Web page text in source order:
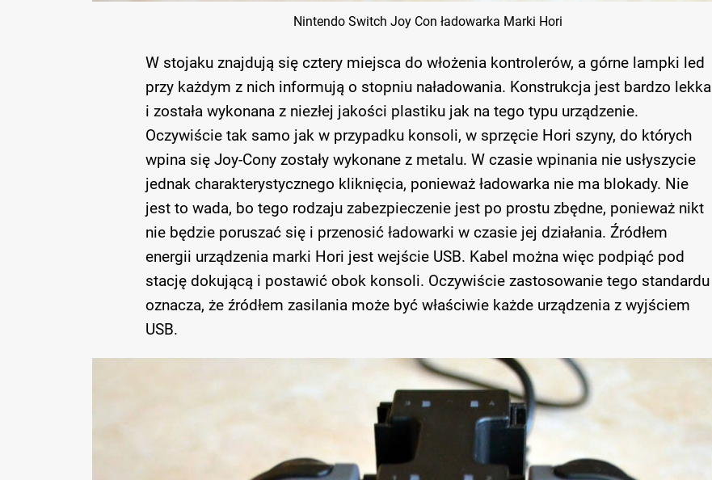
Nintendo Switch Joy Con ładowarka Marki Hori
W stojaku znajdują się cztery miejsca do włożenia kontrolerów, a górne lampki led
przy każdym z nich informują o stopniu naładowania. Konstrukcja jest bardzo lekka
i została wykonana z niezłej jakości plastiku jak na tego typu urządzenie.
Oczywiście tak samo jak w przypadku konsoli, w sprzęcie Hori szyny, do których
wpina się Joy-Cony zostały wykonane z metalu. W czasie wpinania nie usłyszycie
jednak charakterystycznego kliknięcia, ponieważ ładowarka nie ma blokady. Nie
jest to wada, bo tego rodzaju zabezpieczenie jest po prostu zbędne, ponieważ nikt
nie będzie poruszać się i przenosić ładowarki w czasie jej działania. Źródłem
energii urządzenia marki Hori jest wejście USB. Kabel można więc podpiąć pod
stację dokującą i postawić obok konsoli. Oczywiście zastosowanie tego standardu
oznacza, że źródłem zasilania może być właściwie każde urządzenia z wyjściem
USB.